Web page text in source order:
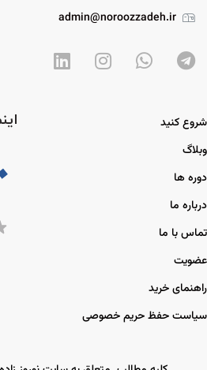
admin@noroozzadeh.ir
شروع کنید
وبلاگ
دوره ها
درباره ما
تماس با ما
عضویت
راهنمای خرید
سیاست حفظ حریم خصوصی